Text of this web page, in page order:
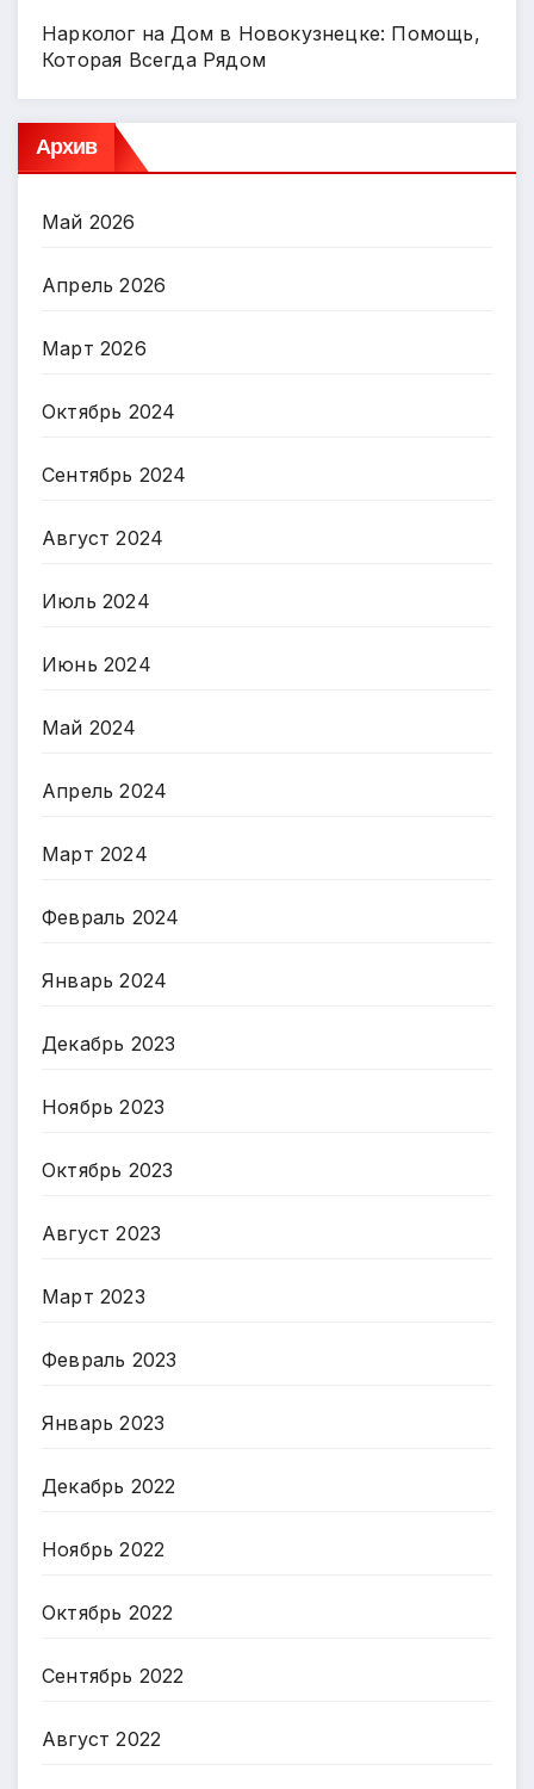
Нарколог на Дом в Новокузнецке: Помощь,
Которая Всегда Рядом
Архив
Май 2026
Апрель 2026
Март 2026
Октябрь 2024
Сентябрь 2024
Август 2024
Июль 2024
Июнь 2024
Май 2024
Апрель 2024
Март 2024
Февраль 2024
Январь 2024
Декабрь 2023
Ноябрь 2023
Октябрь 2023
Август 2023
Март 2023
Февраль 2023
Январь 2023
Декабрь 2022
Ноябрь 2022
Октябрь 2022
Сентябрь 2022
Август 2022